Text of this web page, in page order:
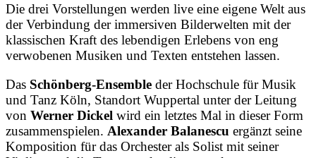
Die drei Vorstellungen werden live eine eigene Welt aus
der Verbindung der immersiven Bilderwelten mit der
klassischen Kraft des lebendigen Erlebens von eng
verwobenen Musiken und Texten entstehen lassen.
Das Schönberg-Ensemble der Hochschule für Musik
und Tanz Köln, Standort Wuppertal unter der Leitung
von Werner Dickel wird ein letztes Mal in dieser Form
zusammenspielen. Alexander Balanescu ergänzt seine
Komposition für das Orchester als Solist mit seiner